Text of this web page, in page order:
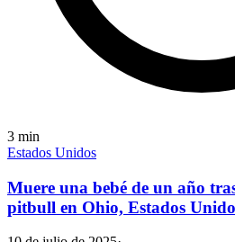
3 min
Estados Unidos
Muere una bebé de un año
pitbull en Ohio, Estados